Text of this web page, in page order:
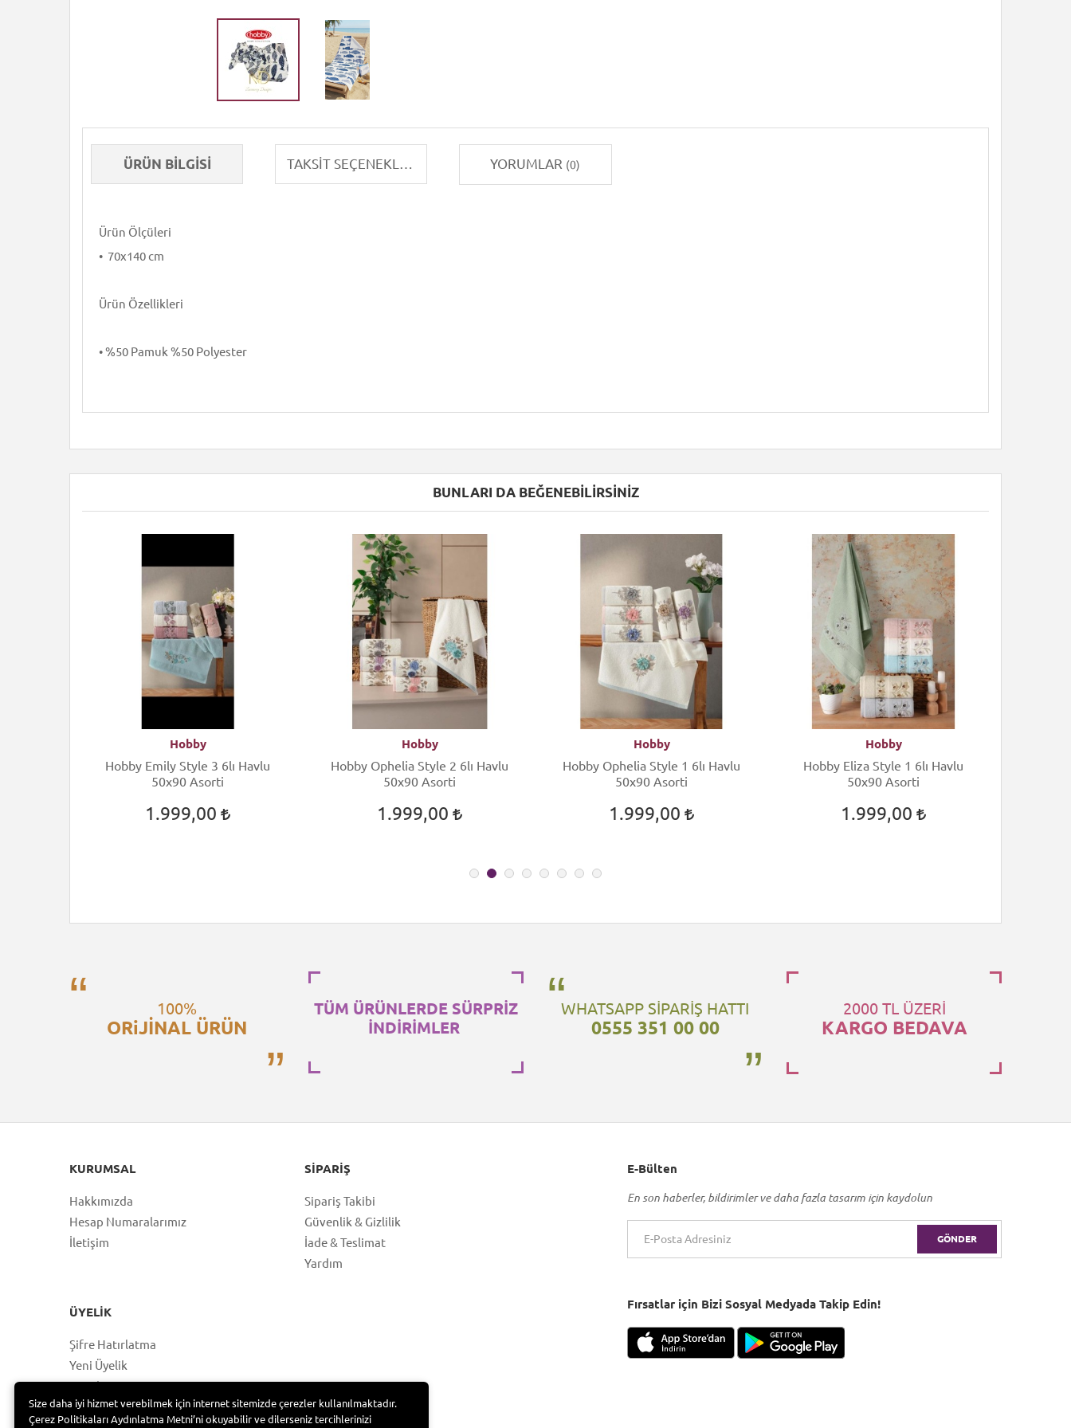
ÜRÜN BILGISI TAKSIT SEÇENEKLERI YORUMLAR (0)
Ürün Ölçüleri
• 70x140 cm
Ürün Özellikleri
• %50 Pamuk %50 Polyester
BUNLARI DA BEĞENEBILIRSINIZ
Hobby
Hobby Emily Style 3 6lı Havlu
50x90 Asorti
1.999,00
Hobby
Hobby Ophelia Style 2 6lı Havlu
50x90 Asorti
1.999,00
Hobby
Hobby Ophelia Style 1 6lı Havlu
50x90 Asorti
1.999,00
Hobby
Hobby Eliza Style 1 6lı Havlu
50x90 Asorti
1.999,00
100%
ORiJİNAL ÜRÜN
TÜM ÜRÜNLERDE SÜRPRİZ
İNDİRİMLER
WHATSAPP SİPARİŞ HATTI
0555 351 00 00
2000 TL ÜZERİ
KARGO BEDAVA
KURUMSAL
Hakkımızda
Hesap Numaralarımız
İletişim
SIPARIŞ
Sipariş Takibi
Güvenlik & Gizlilik
İade & Teslimat
Yardım
ÜYELIK
Şifre Hatırlatma
Yeni Üyelik
Hesabım
Üye Girişi
E-Bülten
En son haberler, bildirimler ve daha fazla tasarım için kaydolun
GÖNDER
Fırsatlar için Bizi Sosyal Medyada Takip Edin!
Size daha iyi hizmet verebilmek için internet sitemizde çerezler kullanılmaktadır.
Çerez Politikaları Aydınlatma Metni’ni okuyabilir ve dilerseniz tercihlerinizi